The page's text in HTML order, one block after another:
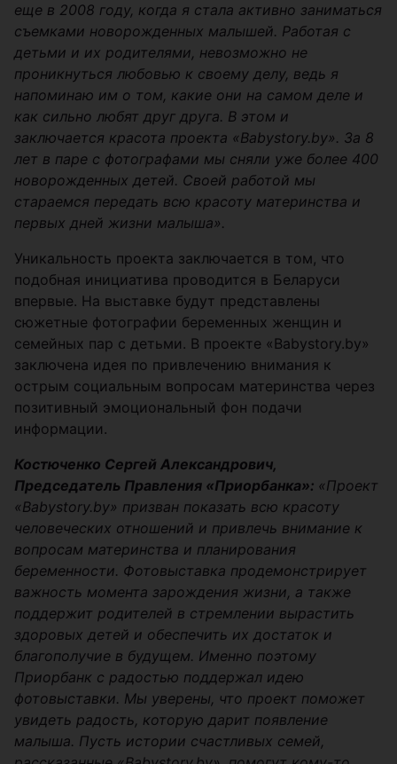
еще в 2008 году, когда я стала активно заниматься
съемками новорожденных малышей. Работая с
детьми и их родителями, невозможно не
проникнуться любовью к своему делу, ведь я
напоминаю им о том, какие они на самом деле и
как сильно любят друг друга. В этом и
заключается красота проекта «Babystory.by». За 8
лет в паре с фотографами мы сняли уже более 400
новорожденных детей. Своей работой мы
стараемся передать всю красоту материнства и
первых дней жизни малыша».
Уникальность проекта заключается в том, что
подобная инициатива проводится в Беларуси
впервые. На выставке будут представлены
сюжетные фотографии беременных женщин и
семейных пар с детьми. В проекте «Babystory.by»
заключена идея по привлечению внимания к
острым социальным вопросам материнства через
позитивный эмоциональный фон подачи
информации.
Костюченко Сергей Александрович,
Председатель Правления «Приорбанка»: «Проект
«Babystory.by» призван показать всю красоту
человеческих отношений и привлечь внимание к
вопросам материнства и планирования
беременности. Фотовыставка продемонстрирует
важность момента зарождения жизни, а также
поддержит родителей в стремлении вырастить
здоровых детей и обеспечить их достаток и
благополучие в будущем. Именно поэтому
Приорбанк с радостью поддержал идею
фотовыставки. Мы уверены, что проект поможет
увидеть радость, которую дарит появление
малыша. Пусть истории счастливых семей,